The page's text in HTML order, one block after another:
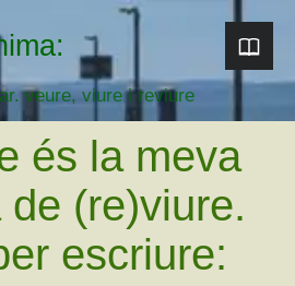
veure, viure i reviure
és la meva
de (re)viure.
escriure: